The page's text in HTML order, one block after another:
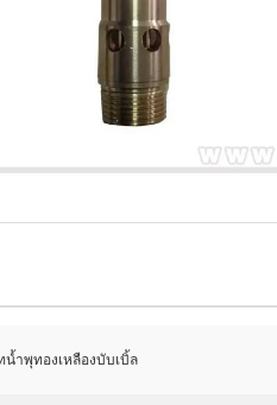
ำพุทองเหลืองบับเบิ้ล